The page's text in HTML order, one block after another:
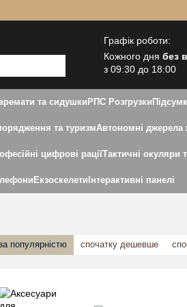
Графік роботи:
Кожного днябез
з 09:30 до 18:00
та сидушки РПС Розгрузки
та туризмАвтономні джерела
цифрові раціїТактичні окуляри
Екзоскелети Інтерактивні панелі
популярністю спочатку дешевше